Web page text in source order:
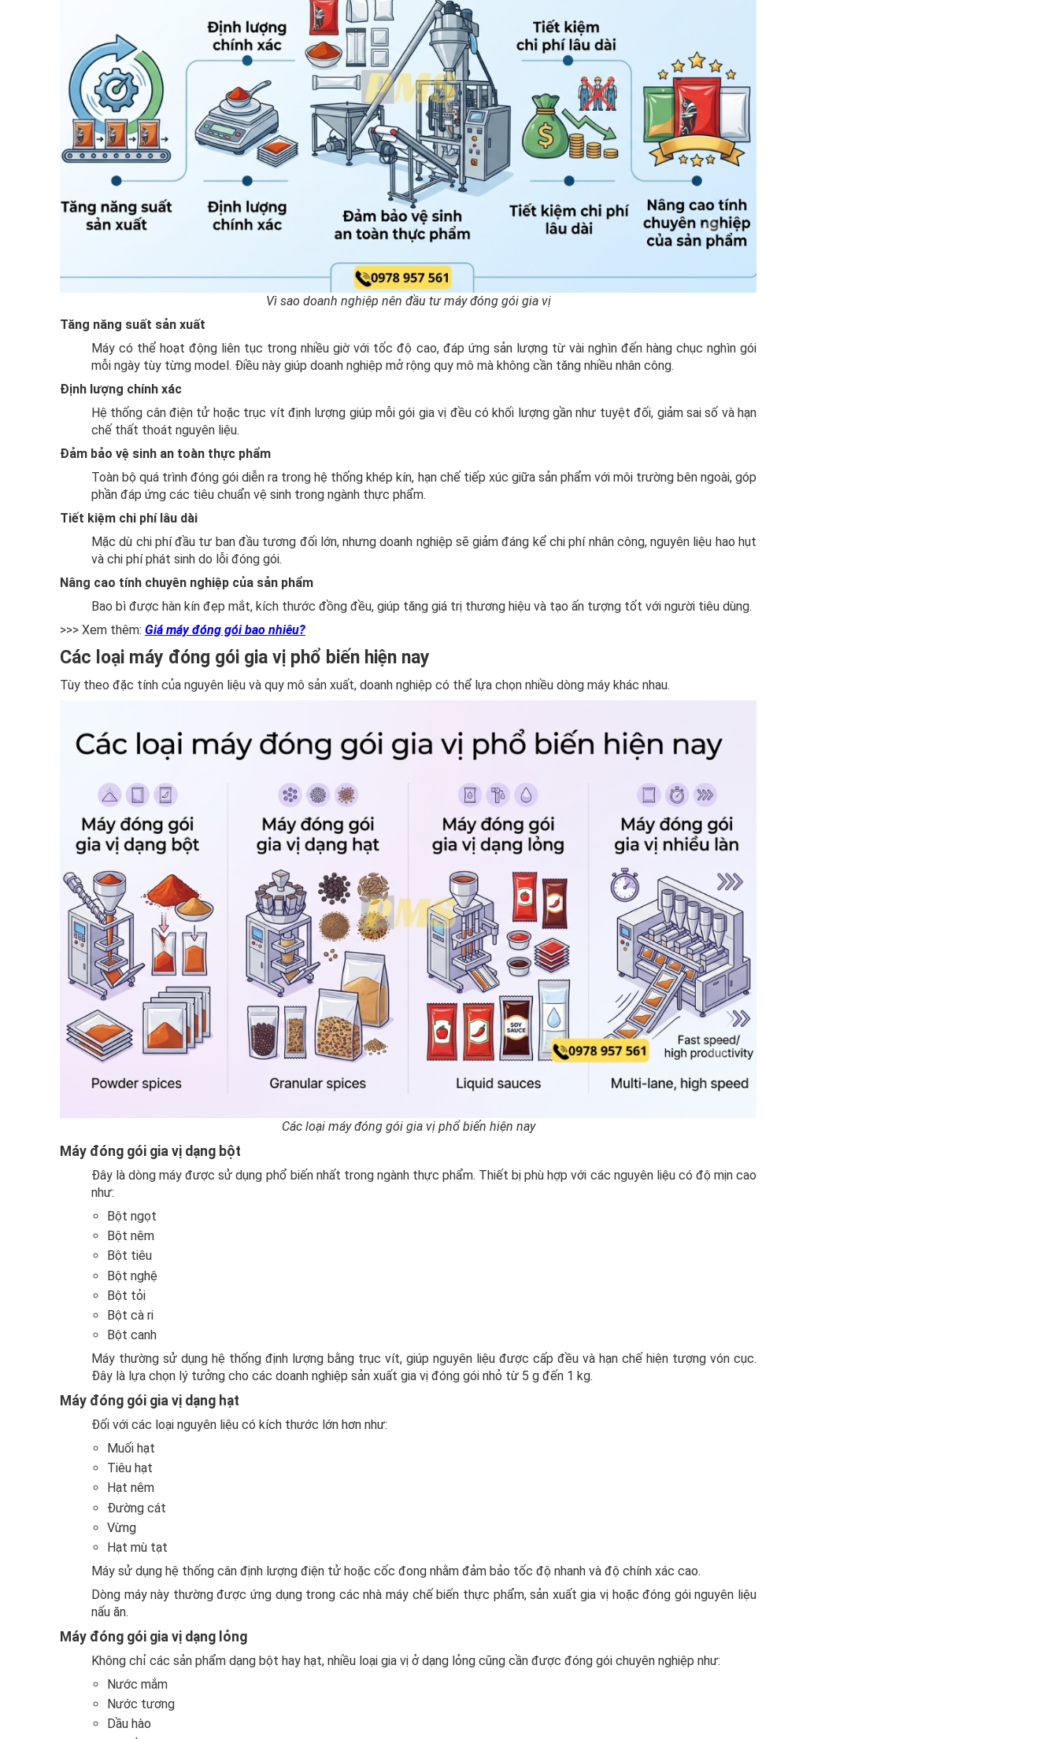
Vì sao doanh nghiệp nên đầu tư máy đóng gói gia vị
Tăng năng suất sản xuất
Máy có thể hoạt động liên tục trong nhiều giờ với tốc độ cao, đáp ứng sản lượng từ vài nghìn đến hàng chục nghìn gói
mỗi ngày tùy từng model. Điều này giúp doanh nghiệp mở rộng quy mô mà không cần tăng nhiều nhân công.
Định lượng chính xác
Hệ thống cân điện tử hoặc trục vít định lượng giúp mỗi gói gia vị đều có khối lượng gần như tuyệt đối, giảm sai số và hạn
chế thất thoát nguyên liệu.
Đảm bảo vệ sinh an toàn thực phẩm
Toàn bộ quá trình đóng gói diễn ra trong hệ thống khép kín, hạn chế tiếp xúc giữa sản phẩm với môi trường bên ngoài, góp
phần đáp ứng các tiêu chuẩn vệ sinh trong ngành thực phẩm.
Tiết kiệm chi phí lâu dài
Mặc dù chi phí đầu tư ban đầu tương đối lớn, nhưng doanh nghiệp sẽ giảm đáng kể chi phí nhân công, nguyên liệu hao hụt
và chi phí phát sinh do lỗi đóng gói.
Nâng cao tính chuyên nghiệp của sản phẩm
Bao bì được hàn kín đẹp mắt, kích thước đồng đều, giúp tăng giá trị thương hiệu và tạo ấn tượng tốt với người tiêu dùng.
>>> Xem thêm: Giá máy đóng gói bao nhiêu?
Các loại máy đóng gói gia vị phổ biến hiện nay
Tùy theo đặc tính của nguyên liệu và quy mô sản xuất, doanh nghiệp có thể lựa chọn nhiều dòng máy khác nhau.
Các loại máy đóng gói gia vị phổ biến hiện nay
Máy đóng gói gia vị dạng bột
Đây là dòng máy được sử dụng phổ biến nhất trong ngành thực phẩm. Thiết bị phù hợp với các nguyên liệu có độ mịn cao
như:
Bột ngọt
Bột nêm
Bột tiêu
Bột nghệ
Bột tỏi
Bột cà ri
Bột canh
Máy thường sử dụng hệ thống định lượng bằng trục vít, giúp nguyên liệu được cấp đều và hạn chế hiện tượng vón cục.
Đây là lựa chọn lý tưởng cho các doanh nghiệp sản xuất gia vị đóng gói nhỏ từ 5 g đến 1 kg.
Máy đóng gói gia vị dạng hạt
Đối với các loại nguyên liệu có kích thước lớn hơn như:
Muối hạt
Tiêu hạt
Hạt nêm
Đường cát
Vừng
Hạt mù tạt
Máy sử dụng hệ thống cân định lượng điện tử hoặc cốc đong nhằm đảm bảo tốc độ nhanh và độ chính xác cao.
Dòng máy này thường được ứng dụng trong các nhà máy chế biến thực phẩm, sản xuất gia vị hoặc đóng gói nguyên liệu
nấu ăn.
Máy đóng gói gia vị dạng lỏng
Không chỉ các sản phẩm dạng bột hay hạt, nhiều loại gia vị ở dạng lỏng cũng cần được đóng gói chuyên nghiệp như:
Nước mắm
Nước tương
Dầu hào